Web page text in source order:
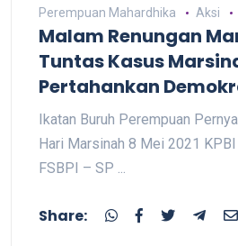
Perempuan Mahardhika Aksi
Malam Renungan
Tuntas Kasus
Pertahankan
Ikatan Buruh Perempuan
Hari Marsinah 8 Mei 2021
FSBPI – SP ...
Share: